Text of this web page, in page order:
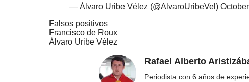
— Álvaro Uribe Vélez (@AlvaroUribeVel)
Falsos positivos
Francisco de Roux
Álvaro Uribe Vélez
Rafael Alberto
Periodista con 6 años de